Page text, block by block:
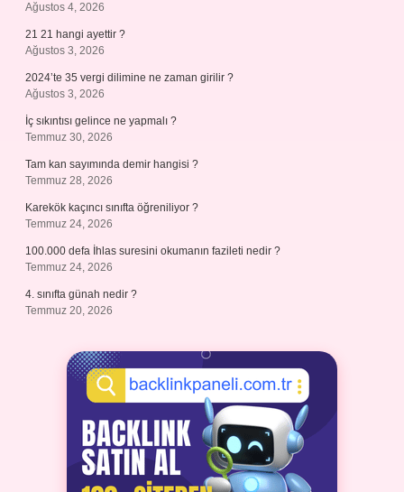
Ağustos 4, 2026
21 21 hangi ayettir ?
Ağustos 3, 2026
2024’te 35 vergi dilimine ne zaman girilir ?
Ağustos 3, 2026
İç sıkıntısı gelince ne yapmalı ?
Temmuz 30, 2026
Tam kan sayımında demir hangisi ?
Temmuz 28, 2026
Karekök kaçıncı sınıfta öğreniliyor ?
Temmuz 24, 2026
100.000 defa İhlas suresini okumanın fazileti nedir ?
Temmuz 24, 2026
4. sınıfta günah nedir ?
Temmuz 20, 2026